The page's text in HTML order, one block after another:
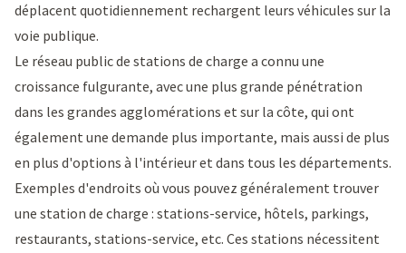
déplacent quotidiennement rechargent leurs véhicules sur la
voie publique.
Le réseau public de stations de charge a connu une
croissance fulgurante, avec une plus grande pénétration
dans les grandes agglomérations et sur la côte, qui ont
également une demande plus importante, mais aussi de plus
en plus d'options à l'intérieur et dans tous les départements.
Exemples d'endroits où vous pouvez généralement trouver
une station de charge : stations-service, hôtels, parkings,
restaurants, stations-service, etc. Ces stations nécessitent